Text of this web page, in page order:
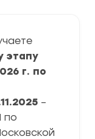
этапу
г. по
–
по